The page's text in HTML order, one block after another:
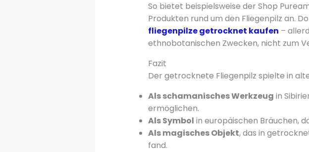
So bietet beispielsweise der Shop
Produkten rund um den Fliegenpilz an.
fliegenpilze getrocknet kaufen –
ethnobotanischen Zwecken, nicht zum
Fazit
Der getrocknete Fliegenpilz spielte in
Als schamanisches Werkzeug in
ermöglichen.
Als Symbol in europäischen Bräuchen,
Als magisches Objekt, das in
fand.